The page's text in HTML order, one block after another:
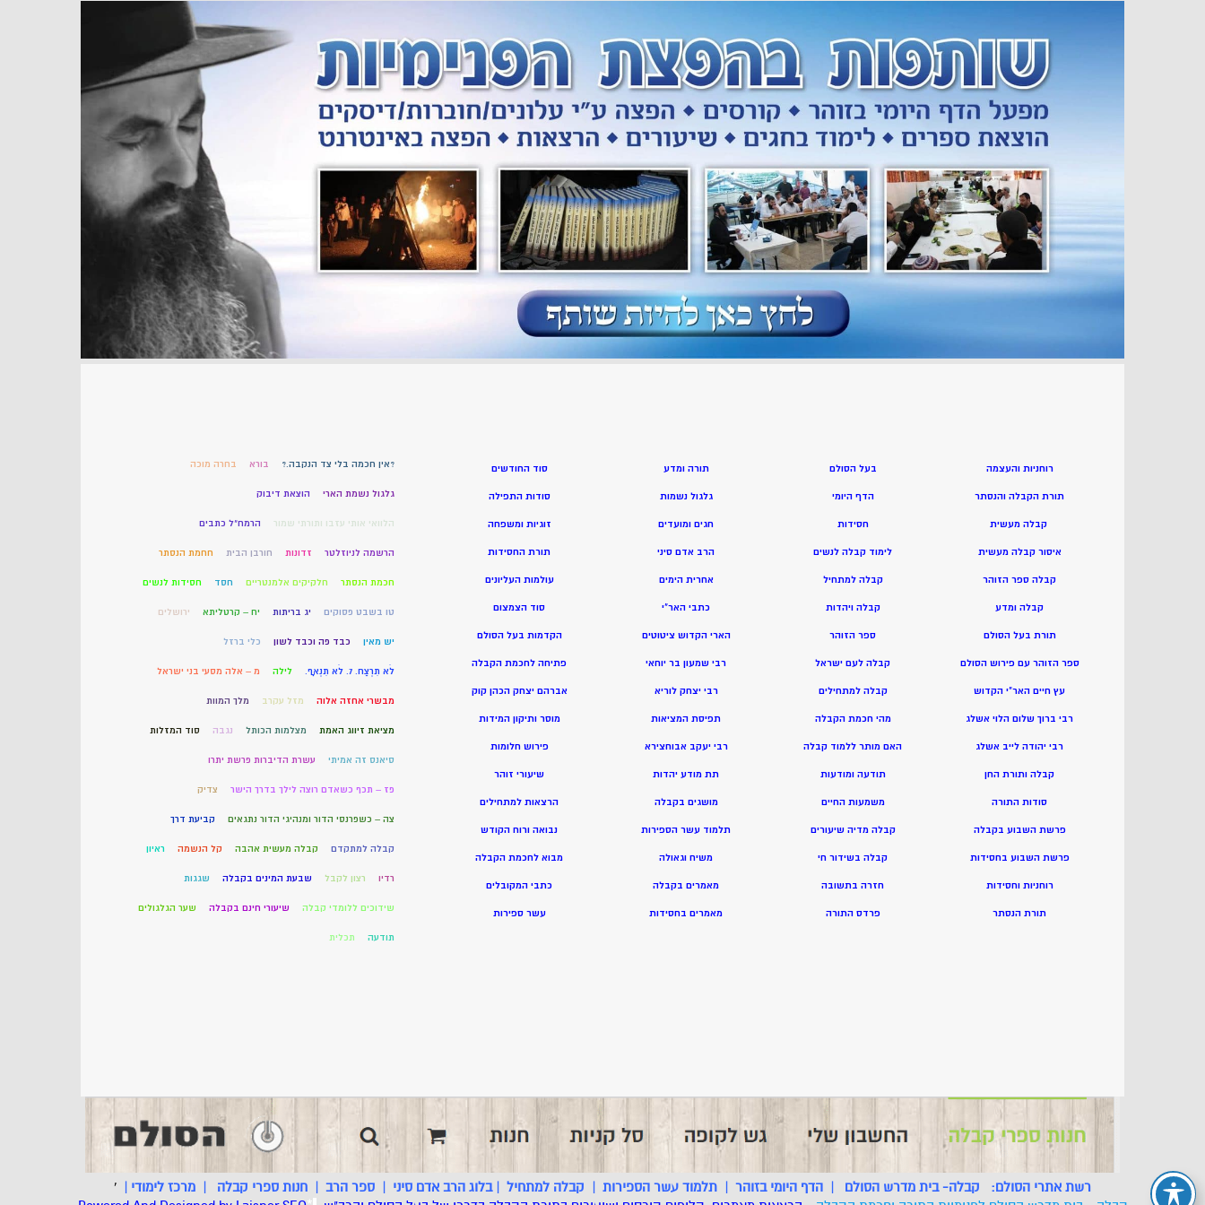
?אין חכמה בלי צד הנקבה.? בורא בחרה מוכה
גלגול נשמת הארי הוצאת דיבוק
הלוואי אותי עזבו ותורתי שמור הרמח"ל כתבים
הרשמה לניוזלטר זדונות חורבן הבית חחמת הנסתר
חכמת הנסתר חלקיקים אלמנטריים חסד חסידות לנשים
טו בשבט פסוקים יג בריתות יח – קרטליתא ירושלים
יש מאין כבד פה וכבד לשון כלי ברזל
לֹא תִרְצַח. 7. לֹא תִנְאָף. לילה מ – אלה מסעי בני ישראל
מבשרי אחזה אלוה מזל עקרב מלך המוות
מציאת זיווג האמת מצלמות הכותל נגבה סוד המזלות
סיאנס זה אמיתי עשרת הדיברות פרשת יתרו
פז – תכף כשאדם רוצה לילך בדרך הישר צדיק
צה – כשפרנסי הדור ומנהיגי הדור נתגאים קביעת דרך
קבלה למתקדם קבלה מעשית אהבה קל הנשמה ראיון
רדיו רצון לקבל שבעת המינים בקבלה שגגות
שידוכים ללומדי קבלה שיעורי חינם בקבלה שער הגלגולים
תודעה תכלית
סוד החודשים
סודות התפילה
זוגיות ומשפחה
תורת החסידות
עולמות העליונים
סוד הצמצום
הקדמות בעל הסולם
פתיחה לחכמת הקבלה
אברהם יצחק הכהן קוק
מוסר ותיקון המידות
פירוש חלומות
שיעורי זוהר
הרצאות למתחילים
נבואה ורוח הקודש
מבוא לחכמת הקבלה
כתבי המקובלים
עשר ספירות
תורה ומדע
גלגול נשמות
חגים ומועדים
הרב אדם סיני
אחרית הימים
כתבי האר”י
הארי הקדוש ציטוטים
רבי שמעון בר יוחאי
רבי יצחק לוריא
תפיסת המציאות
רבי יעקב אבוחצירא
תת מודע יהדות
מושגים בקבלה
תלמוד עשר הספירות
משיח וגאולה
מאמרים בקבלה
מאמרים בחסידות
בעל הסולם
הדף היומי
חסידות
לימוד קבלה לנשים
קבלה למתחיל
קבלה ויהדות
ספר הזוהר
קבלה לעם ישראל
קבלה למתחילים
מהי חכמת הקבלה
האם מותר ללמוד קבלה
תודעה ומודעות
משמעות החיים
קבלה מדיה שיעורים
קבלה בשידור חי
חזרה בתשובה
פרדס התורה
רוחניות והעצמה
תורת הקבלה והנסתר
קבלה מעשית
איסור קבלה מעשית
קבלה ספר הזוהר
קבלה ומדע
תורת בעל הסולם
ספר הזוהר עם פירוש הסולם
עץ חיים האר”י הקדוש
רבי ברוך שלום הלוי אשלג
רבי יהודה לייב אשלג
קבלה ותורת החן
סודות התורה
פרשת השבוע בקבלה
פרשת השבוע בחסידות
רוחניות וחסידות
תורת הנסתר
רשת אתרי הסולם: קבלה- בית מדרש הסולם | הדף היומי בזוהר | תלמוד עשר הספירות | קבלה למתחיל |בלוג הרב אדם סיני | ספר הרב | חנות ספרי קבלה | מרכז לימודי |
'